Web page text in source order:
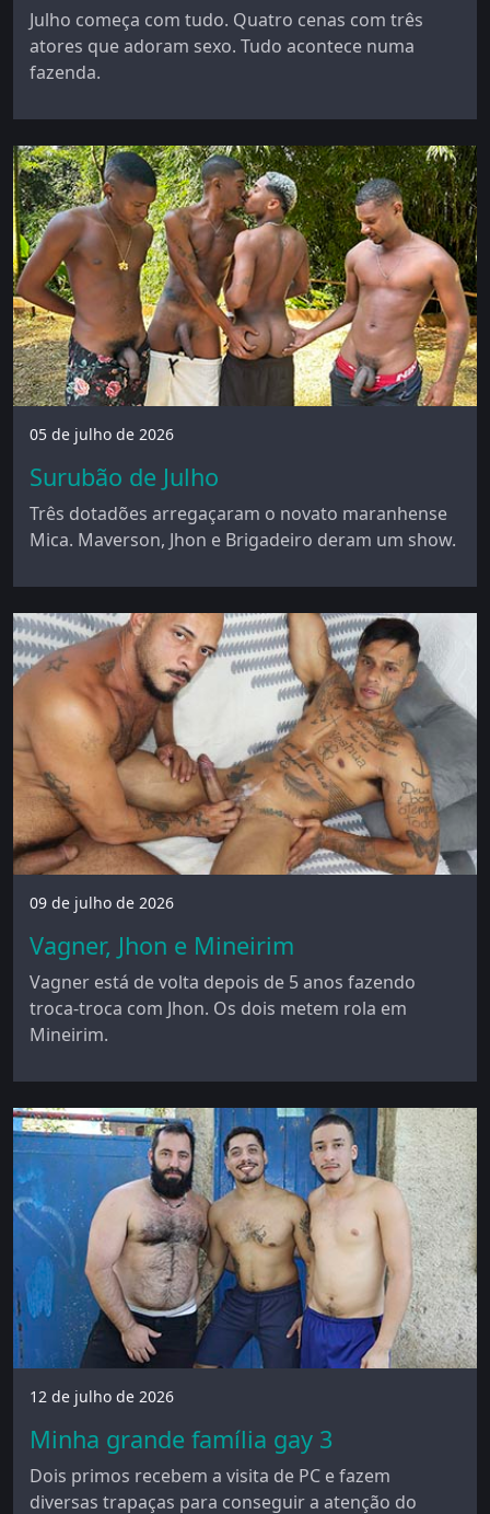
Julho começa com tudo. Quatro cenas com três
atores que adoram sexo. Tudo acontece numa
fazenda.
05 de julho de 2026
Surubão de Julho
Três dotadões arregaçaram o novato maranhense
Mica. Maverson, Jhon e Brigadeiro deram um show.
09 de julho de 2026
Vagner, Jhon e Mineirim
Vagner está de volta depois de 5 anos fazendo
troca-troca com Jhon. Os dois metem rola em
Mineirim.
12 de julho de 2026
Minha grande família gay 3
Dois primos recebem a visita de PC e fazem
diversas trapaças para conseguir a atenção do